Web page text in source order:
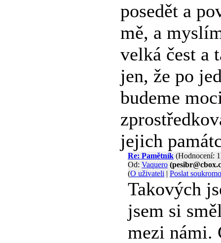
posedět a
mě, a
velká čest a
jen, že po
budeme
jejich
Re: Pamětník (Hodnocení:
Od: Vaquero
(O uživateli | Poslat
Takových
jsem si
mezi námi.